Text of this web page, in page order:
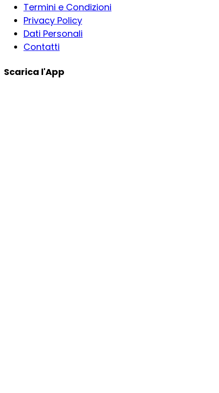
Termini e Condizioni
Privacy Policy
Dati Personali
Contatti
Scarica l'App